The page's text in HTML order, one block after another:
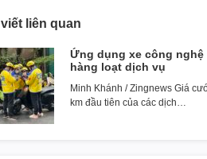
viết liên quan
Ứng dụng xe công nghệ
hàng loạt dịch vụ
Minh Khánh / Zingnews Giá
km đầu tiên của các dịch…